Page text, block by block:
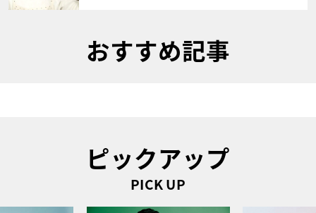
おすすめ記事
ピックアップ
PICK UP